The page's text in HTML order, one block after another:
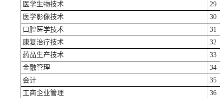
医学生物技术
29
医学影像技术
30
口腔医学技术
31
康复治疗技术
32
药品生产技术
33
金融管理
34
会计
35
工商企业管理
36